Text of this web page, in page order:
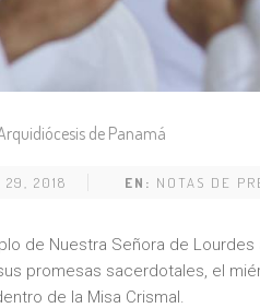
de Panamá
29, 2018 EN: NOTAS DE
de Nuestra Señora de
promesas sacerdotales, el
de la Misa Crismal.